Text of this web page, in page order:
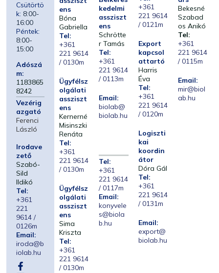
Csütörtö
k: 8:00-
16:00
Péntek:
8:00-
15:00
Adószá
m:
1183865
8242
Vezérig
azgató
Ferenci
László
Irodave
zető
Szabó-
Sild
Ildikó
Tel:
+361
221
9614 /
0126m
Email:
iroda@b
iolab.hu
ens
Bóna
Gabriella
Tel:
+361
221 9614
/ 0130m
Ügyfélsz
olgálati
assziszt
ens
Kernerné
Misinszki
Renáta
Tel:
+361
221 9614
/ 0130m
Ügyfélsz
olgálati
assziszt
ens
Sima
Kriszta
Tel:
+361
221 9614
/ 0130m
kedelmi
assziszt
ens
Schrötte
r Tamás
Tel:
+361
221 9614
/ 0113m
Email:
biolab@
biolab.hu
Tel:
+361
221 9614
/ 0117m
Email:
konyvele
s@biola
b.hu
+361
221 9614
/ 0121m
Export
kapcsol
attartó
Harris
Éva
Tel:
+361
221 9614
/ 0120m
Logiszti
kai
koordin
átor
Dóra Gál
Tel:
+361
221 9614
/ 0131m
Email:
export@
biolab.hu
Bekesné
Szabad
os Anikó
Tel:
+361
221 9614
/ 0115m
Email:
mir@biol
ab.hu